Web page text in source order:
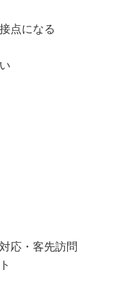
点になる
応・客先訪問